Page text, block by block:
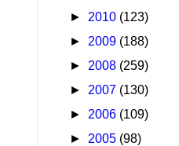
► 2010 (123)
► 2009 (188)
► 2008 (259)
► 2007 (130)
► 2006 (109)
► 2005 (98)